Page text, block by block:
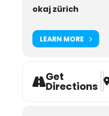
okaj zürich
LEARN MORE
Get
Directions